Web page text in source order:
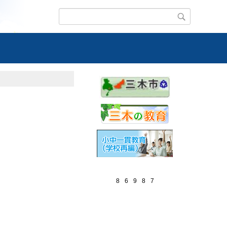
8 6 9 8 7